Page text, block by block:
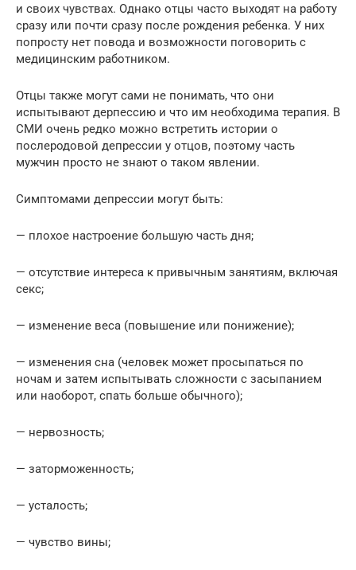
и своих чувствах. Однако отцы часто выходят на работу
сразу или почти сразу после рождения ребенка. У них
попросту нет повода и возможности поговорить с
медицинским работником.
Отцы также могут сами не понимать, что они
испытывают дерпессию и что им необходима терапия. В
СМИ очень редко можно встретить истории о
послеродовой депрессии у отцов, поэтому часть
мужчин просто не знают о таком явлении.
Симптомами депрессии могут быть:
— плохое настроение большую часть дня;
— отсутствие интереса к привычным занятиям, включая
секс;
— изменение веса (повышение или понижение);
— изменения сна (человек может просыпаться по
ночам и затем испытывать сложности с засыпанием
или наоборот, спать больше обычного);
— нервозность;
— заторможенность;
— усталость;
— чувство вины;